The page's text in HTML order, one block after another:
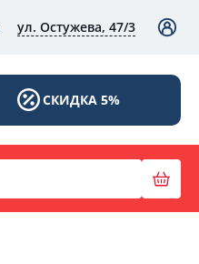
ул. Остужева, 47/3
СКИДКА 5%